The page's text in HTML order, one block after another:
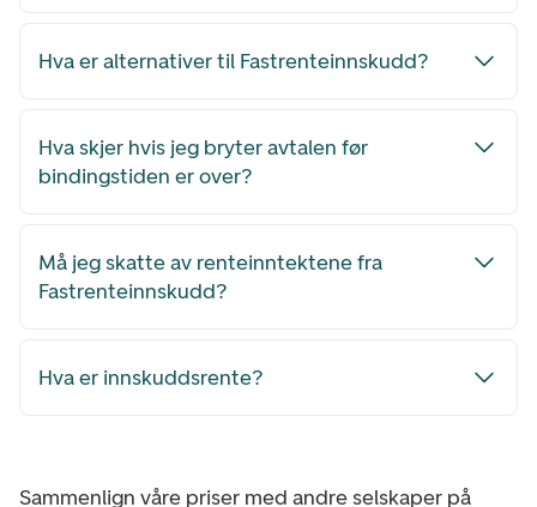
Hva er alternativer til Fastrenteinnskudd?
Hva skjer hvis jeg bryter avtalen før
bindingstiden er over?
Må jeg skatte av renteinntektene fra
Fastrenteinnskudd?
Hva er innskuddsrente?
Sammenlign våre priser med andre selskaper på